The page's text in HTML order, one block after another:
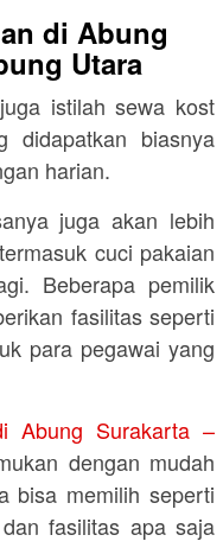
di Abung
Utara
istilah sewa kost
didapatkan biasnya
harian.
juga akan lebih
cuci pakaian
Beberapa pemilik
fasilitas seperti
para pegawai yang
Abung Surakarta –
dengan mudah
bisa memilih seperti
fasilitas apa saja